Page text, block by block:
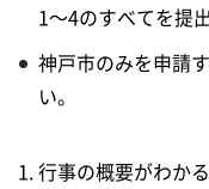
1～4のすべてを提
神戸市のみを申請
い。
行事の概要がわか